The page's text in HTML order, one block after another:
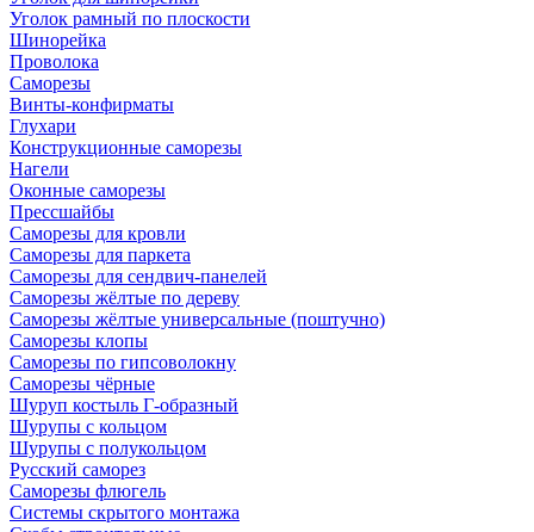
Уголок рамный по плоскости
Шинорейка
Проволока
Саморезы
Винты-конфирматы
Глухари
Конструкционные саморезы
Нагели
Оконные саморезы
Прессшайбы
Саморезы для кровли
Саморезы для паркета
Саморезы для сендвич-панелей
Саморезы жёлтые по дереву
Саморезы жёлтые универсальные (поштучно)
Саморезы клопы
Саморезы по гипсоволокну
Саморезы чёрные
Шуруп костыль Г-образный
Шурупы с кольцом
Шурупы с полукольцом
Русский саморез
Саморезы флюгель
Системы скрытого монтажа